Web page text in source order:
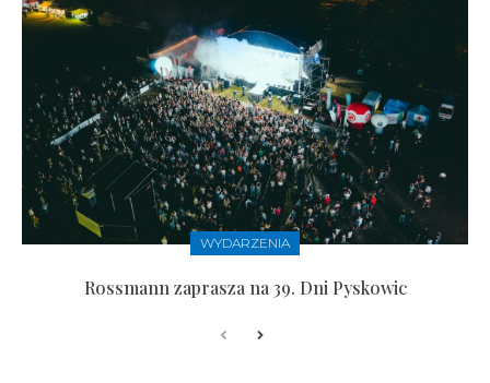
WYDARZENIA
Rossmann zaprasza na 39. Dni Pyskowic